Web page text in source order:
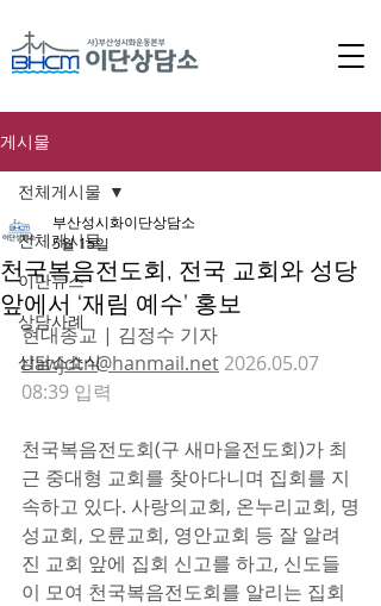
게시물
전체게시물
이단뉴스
상담사례
상담소소식
전체게시물
천국복음전도회, 전국 교회와 성당
앞에서 ‘재림 예수’ 홍보
부산성시화이단상담소
5월 15일
현대종교 | 김정수 기자
rlawjdtn@hanmail.net 2026.05.07
08:39 입력
천국복음전도회(구 새마을전도회)가 최
근 중대형 교회를 찾아다니며 집회를 지
속하고 있다. 사랑의교회, 온누리교회, 명
성교회, 오륜교회, 영안교회 등 잘 알려
진 교회 앞에 집회 신고를 하고, 신도들
이 모여 천국복음전도회를 알리는 집회